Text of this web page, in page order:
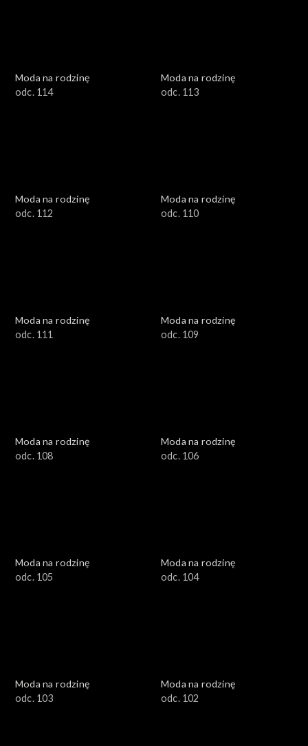
Moda na rodzinę
odc. 114
Moda na rodzinę
odc. 113
Moda na rodzinę
odc. 112
Moda na rodzinę
odc. 110
Moda na rodzinę
odc. 111
Moda na rodzinę
odc. 109
Moda na rodzinę
odc. 108
Moda na rodzinę
odc. 106
Moda na rodzinę
odc. 105
Moda na rodzinę
odc. 104
Moda na rodzinę
odc. 103
Moda na rodzinę
odc. 102